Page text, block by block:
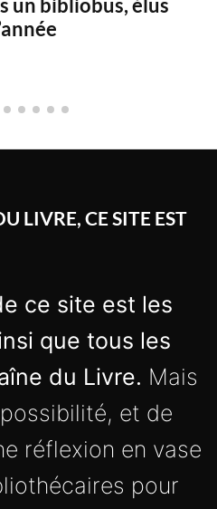
un bibliobus, élus
LIVRE, CE SITE EST
ce site est les
que tous les
du Livre. Mais
et de
réflexion en vase
pour